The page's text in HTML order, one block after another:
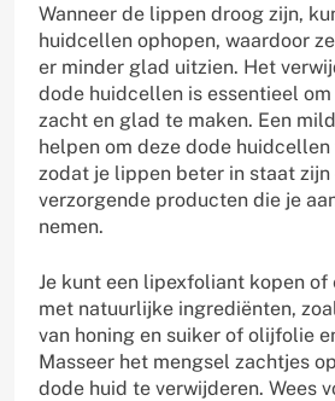
Wanneer de lippen droog zijn,
huidcellen ophopen, waardoor
er minder glad uitzien. Het
dode huidcellen is essentieel
zacht en glad te maken. Een
helpen om deze dode
zodat je lippen beter in staat zijn
verzorgende producten die je
nemen.
Je kunt een lipexfoliant kopen of
met natuurlijke ingrediënten,
van honing en suiker of olijfolie
Masseer het mengsel zachtjes
dode huid te verwijderen. Wees